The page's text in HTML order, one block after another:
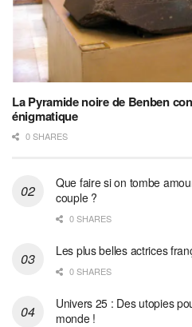
La Pyramide noire de Benben
énigmatique
0 SHARES
Que faire si on tombe
couple ?
0 SHARES
Les plus belles actrices
0 SHARES
Univers 25 : Des utopies
monde !